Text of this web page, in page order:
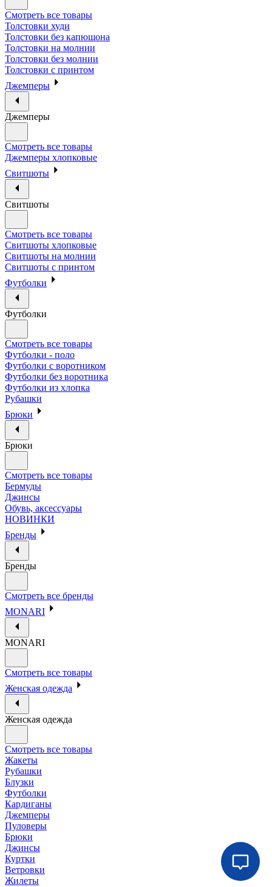
Смотреть все товары
Толстовки худи
Толстовки без капюшона
Толстовки на молнии
Толстовки без молнии
Толстовки с принтом
Джемперы
Джемперы
Смотреть все товары
Джемперы хлопковые
Свитшоты
Свитшоты
Смотреть все товары
Свитшоты хлопковые
Свитшоты на молнии
Свитшоты с принтом
Футболки
Футболки
Смотреть все товары
Футболки - поло
Футболки с воротником
Футболки без воротника
Футболки из хлопка
Рубашки
Брюки
Брюки
Смотреть все товары
Бермуды
Джинсы
Обувь, аксессуары
НОВИНКИ
Бренды
Бренды
Смотреть все бренды
MONARI
MONARI
Смотреть все товары
Женская одежда
Женская одежда
Смотреть все товары
Жакеты
Рубашки
Блузки
Футболки
Кардиганы
Джемперы
Пуловеры
Брюки
Джинсы
Куртки
Ветровки
Жилеты